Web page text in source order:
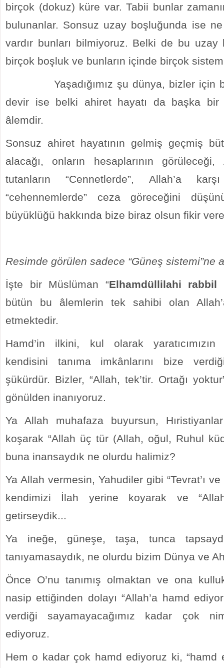
birçok (dokuz) küre var. Tabii bunlar
bulunanlar. Sonsuz uzay boşluğunda ise
vardır bunları bilmiyoruz. Belki de bu
birçok boşluk ve bunların içinde birçok
Yaşadığımız şu dünya, bizler için
devir ise belki ahiret hayatı da başka bir
âlemdir.
Sonsuz ahiret hayatının gelmiş geçmiş
alacağı, onların hesaplarının görüleceği,
tutanların “Cennetlerde”, Allah’a
“cehennemlerde” ceza göreceğini
büyüklüğü hakkında bize biraz olsun fikir
Resimde görülen sadece “Güneş sistemi”ne
İşte bir Müslüman “Elhamdüllilahi rabbil
bütün bu âlemlerin tek sahibi olan
etmektedir.
Hamd’in ilkini, kul olarak yaratıcımızın
kendisini tanıma imkânlarını bize
şükürdür. Bizler, “Allah, tek’tir. Ortağı
gönülden inanıyoruz.
Ya Allah muhafaza buyursun,
koşarak “Allah üç tür (Allah, oğul, Ruhul
buna inansaydık ne olurdu halimiz?
Ya Allah vermesin, Yahudiler gibi “Tevrat’ı
kendimizi İlah yerine koyarak ve
getirseydik...
Ya ineğe, güneşe, taşa, tunca
tanıyamasaydık, ne olurdu bizim Dünya ve
Önce O’nu tanımış olmaktan ve ona
nasip ettiğinden dolayı “Allah’a hamd
verdiği sayamayacağımız kadar çok
ediyoruz.
Hem o kadar çok hamd ediyoruz ki, “hamd